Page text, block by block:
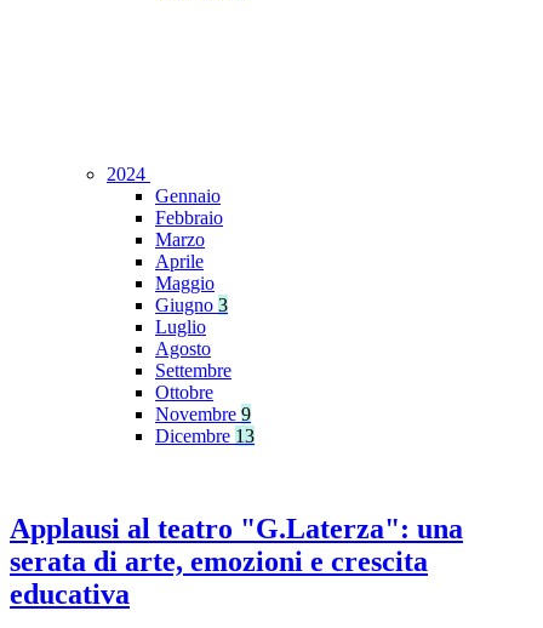
2024
Gennaio
Febbraio
Marzo
Aprile
Maggio
Giugno 3
Luglio
Agosto
Settembre
Ottobre
Novembre 9
Dicembre 13
Applausi al teatro "G.Laterza": una
serata di arte, emozioni e crescita
educativa